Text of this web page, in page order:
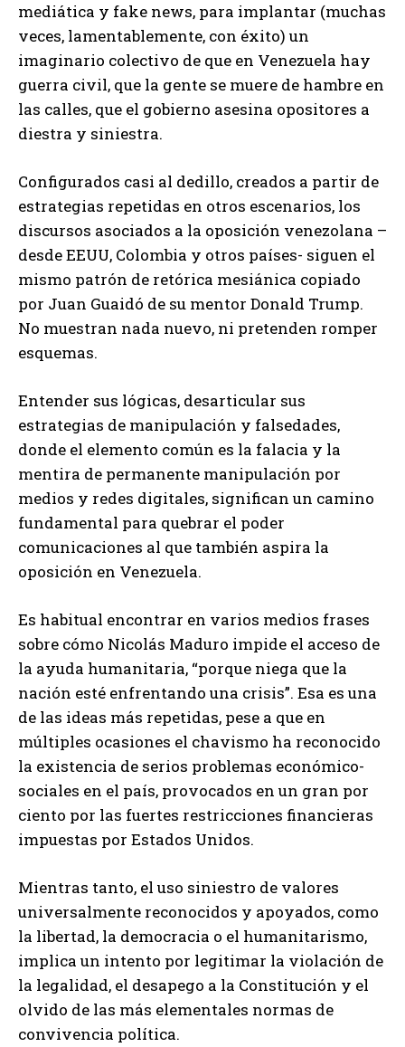
mediática y fake news, para implantar (muchas
veces, lamentablemente, con éxito) un
imaginario colectivo de que en Venezuela hay
guerra civil, que la gente se muere de hambre en
las calles, que el gobierno asesina opositores a
diestra y siniestra.
Configurados casi al dedillo, creados a partir de
estrategias repetidas en otros escenarios, los
discursos asociados a la oposición venezolana –
desde EEUU, Colombia y otros países- siguen el
mismo patrón de retórica mesiánica copiado
por Juan Guaidó de su mentor Donald Trump.
No muestran nada nuevo, ni pretenden romper
esquemas.
Entender sus lógicas, desarticular sus
estrategias de manipulación y falsedades,
donde el elemento común es la falacia y la
mentira de permanente manipulación por
medios y redes digitales, significan un camino
fundamental para quebrar el poder
comunicaciones al que también aspira la
oposición en Venezuela.
Es habitual encontrar en varios medios frases
sobre cómo Nicolás Maduro impide el acceso de
la ayuda humanitaria, “porque niega que la
nación esté enfrentando una crisis”. Esa es una
de las ideas más repetidas, pese a que en
múltiples ocasiones el chavismo ha reconocido
la existencia de serios problemas económico-
sociales en el país, provocados en un gran por
ciento por las fuertes restricciones financieras
impuestas por Estados Unidos.
Mientras tanto, el uso siniestro de valores
universalmente reconocidos y apoyados, como
la libertad, la democracia o el humanitarismo,
implica un intento por legitimar la violación de
la legalidad, el desapego a la Constitución y el
olvido de las más elementales normas de
convivencia política.